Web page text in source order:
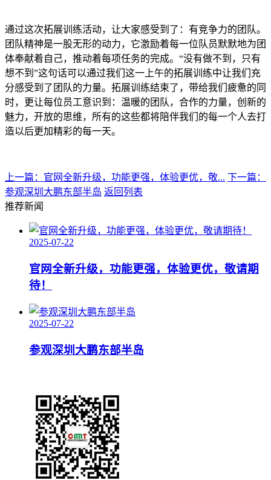
通过这次拓展训练活动，让大家感受到了：有竞争力的团队。
团队精神是一股无形的动力，它激励着每一位队员默默地为团
体奉献着自己，推动着每项任务的完成。“没有做不到，只有
想不到”这句话可以通过我们这一上午的拓展训练中让我们充
分感受到了团队的力量。拓展训练结束了，带给我们疲惫的同
时，更让每位员工意识到：温暖的团队，合作的力量，创新的
魅力，开放的思维，所有的这些都将陪伴我们的每一个人去打
造以后更加精彩的每一天。
上一篇：官网全新升级，功能更强，体验更优，敬...
下一篇：
参观深圳大鹏东部半岛 返回列表
推荐新闻
2025-07-22
官网全新升级，功能更强，体验更优，敬请期
待！
2025-07-22
参观深圳大鹏东部半岛